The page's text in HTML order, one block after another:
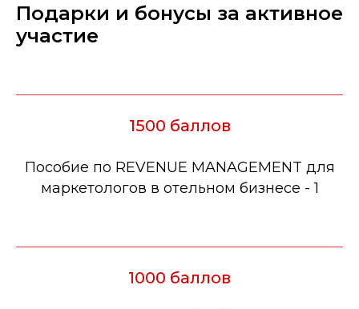
Подарки и бонусы за активное
участие
1500 баллов
Пособие по REVENUE MANAGEMENT для
маркетологов в отельном бизнесе - 1
1000 баллов